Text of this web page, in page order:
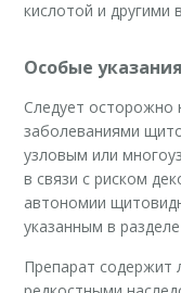
кислотой и другими
Особые указания
Следует осторожно
заболеваниями
узловым или
в связи с риском
автономии
указанным в
Препарат содержит